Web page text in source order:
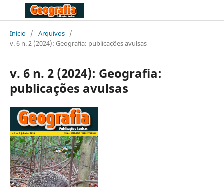
Início / Arquivos /
v. 6 n. 2 (2024): Geografia: publicações avulsas
v. 6 n. 2 (2024): Geografia:
publicações avulsas